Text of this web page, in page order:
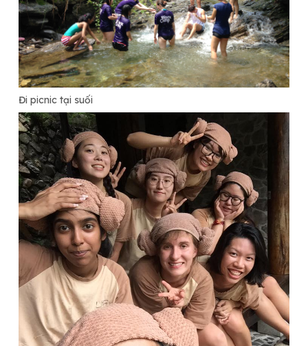
Đi picnic tại suối